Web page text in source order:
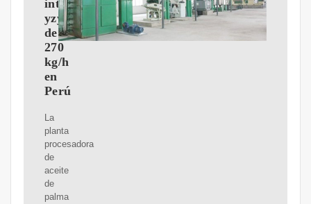
integrada
yzyx120wz
de
270
kg/h
en
Perú
La
planta
procesadora
de
aceite
de
palma